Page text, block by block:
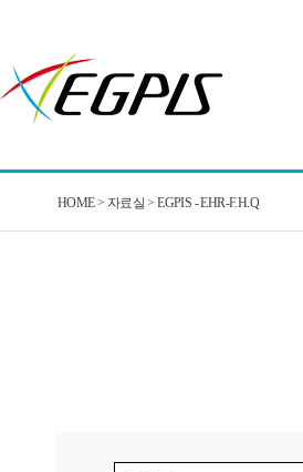
HOME > 자료실 > EGPIS -EHR-F.H.Q